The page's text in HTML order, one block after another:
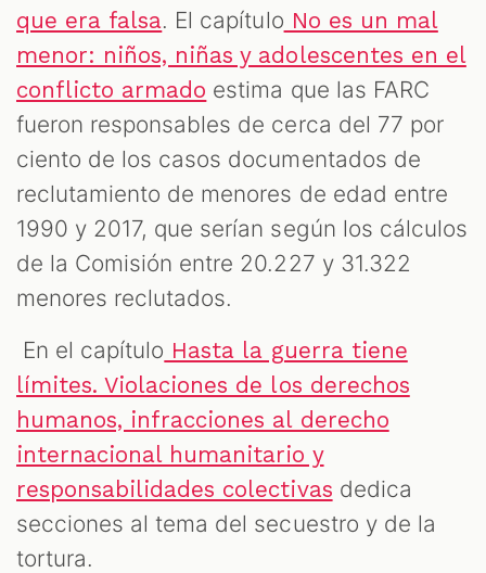
que era falsa. El capítulo No es un mal
menor: niños, niñas y adolescentes en el
conflicto armado estima que las FARC
fueron responsables de cerca del 77 por
ciento de los casos documentados de
reclutamiento de menores de edad entre
1990 y 2017, que serían según los cálculos
de la Comisión entre 20.227 y 31.322
menores reclutados.
En el capítulo Hasta la guerra tiene
límites. Violaciones de los derechos
humanos, infracciones al derecho
internacional humanitario y
responsabilidades colectivas dedica
secciones al tema del secuestro y de la
tortura.